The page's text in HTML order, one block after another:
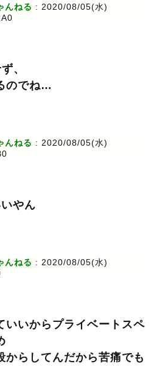
んねる : 2020/08/05(水)
、
のでね…
んねる : 2020/08/05(水)
やん
んねる : 2020/08/05(水)
いいからプライベートスペ
からしてんだから苦痛でも